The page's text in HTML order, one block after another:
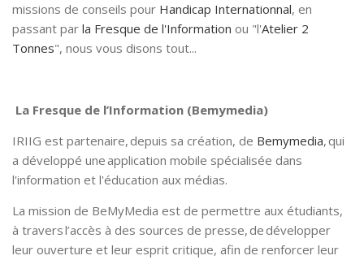
missions de conseils pour Handicap Internationnal, en
passant par la Fresque de l'Information ou "l'Atelier 2
Tonnes", nous vous disons tout...
La Fresque de l’Information (Bemymedia)
IRIIG est partenaire, depuis sa création, de Bemymedia, qui
a développé une application mobile spécialisée dans
l'information et l'éducation aux médias.
La mission de BeMyMedia est de permettre aux étudiants,
à travers l’accès à des sources de presse, de développer
leur ouverture et leur esprit critique, afin de renforcer leur